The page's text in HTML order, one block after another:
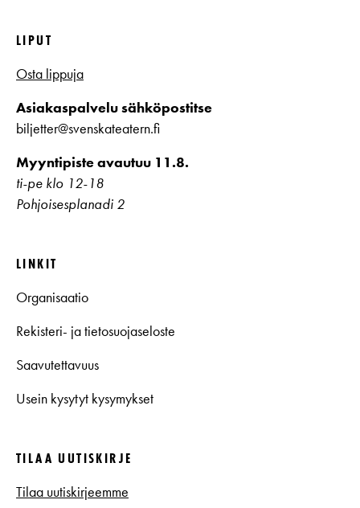
LIPUT
Osta lippuja
Asiakaspalvelu sähköpostitse
biljetter@svenskateatern.fi
Myyntipiste avautuu 11.8.
ti-pe klo 12-18
Pohjoisesplanadi 2
LINKIT
Organisaatio
Rekisteri- ja tietosuojaseloste
Saavutettavuus
Usein kysytyt kysymykset
TILAA UUTISKIRJE
Tilaa uutiskirjeemme